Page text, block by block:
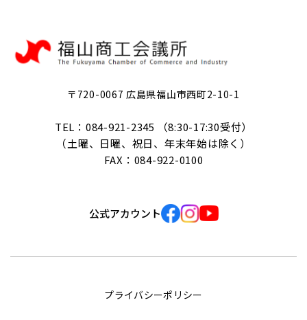
〒720-0067 広島県福山市西町2-10-1
TEL：084-921-2345 （8:30-17:30受付）
（土曜、日曜、祝日、年末年始は除く）
FAX：084-922-0100
公式アカウント
プライバシーポリシー